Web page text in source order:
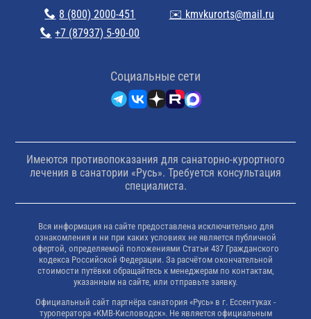
8 (800) 2000-451
+7 (87937) 5-90-00
✉️ kmvkurorts@mail.ru
Cоциальные сети
Имеются противопоказания для санаторно-курортного
лечения в санатории «Русь». Требуется консультация
специалиста.
Вся информация на сайте предоставлена исключительно для
ознакомления и ни при каких условиях не является публичной
офертой, определяемой положениями Статьи 437 Гражданского
кодекса Российской Федерации. За расчётом окончательной
стоимости путёвки обращайтесь к менеджерам по контактам,
указанным на сайте, или отправьте заявку.
Официальный сайт партнёра санатория «Русь» в г. Ессентуках -
туроператора «КМВ-Кисловодск». Не является официальным